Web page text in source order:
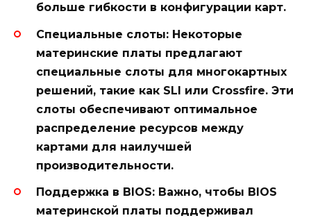
больше гибкости в конфигурации карт.
Специальные слоты: Некоторые
материнские платы предлагают
специальные слоты для многокартных
решений, такие как SLI или Crossfire. Эти
слоты обеспечивают оптимальное
распределение ресурсов между
картами для наилучшей
производительности.
Поддержка в BIOS: Важно, чтобы BIOS
материнской платы поддерживал